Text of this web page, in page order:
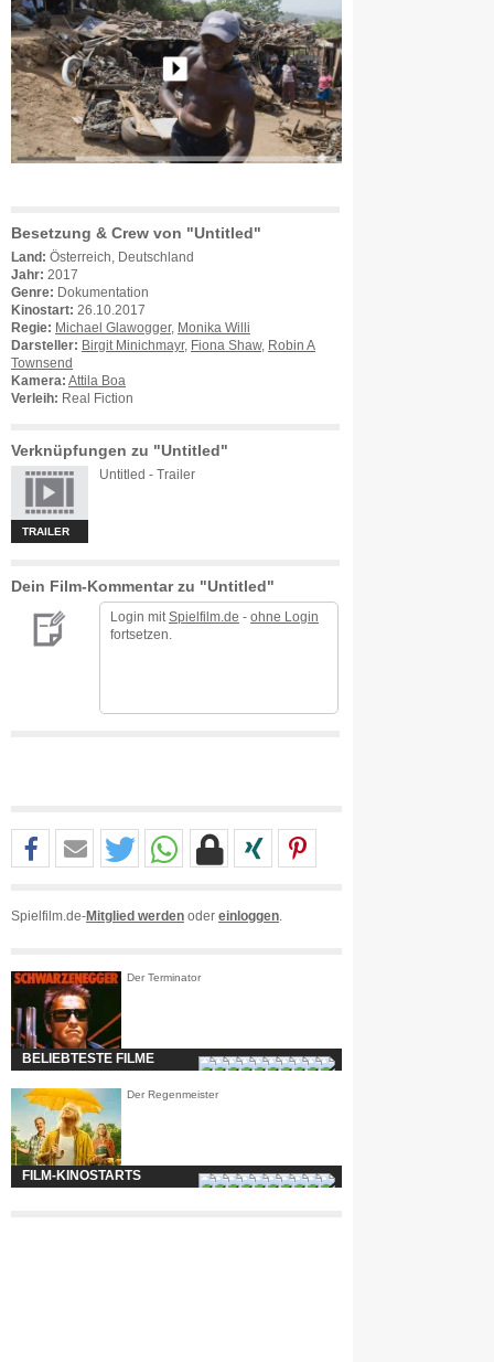
Besetzung & Crew von "Untitled"
Land: Österreich, Deutschland
Jahr: 2017
Genre: Dokumentation
Kinostart: 26.10.2017
Regie: Michael Glawogger, Monika Willi
Darsteller: Birgit Minichmayr, Fiona Shaw, Robin A
Townsend
Kamera: Attila Boa
Verleih: Real Fiction
Verknüpfungen zu "Untitled"
TRAILER
Untitled - Trailer
Dein Film-Kommentar zu "Untitled"
Login mit Spielfilm.de - ohne Login
fortsetzen.
Spielfilm.de-Mitglied werden oder einloggen
Der Terminator
BELIEBTESTE FILME
Der Regenmeister
FILM-KINOSTARTS